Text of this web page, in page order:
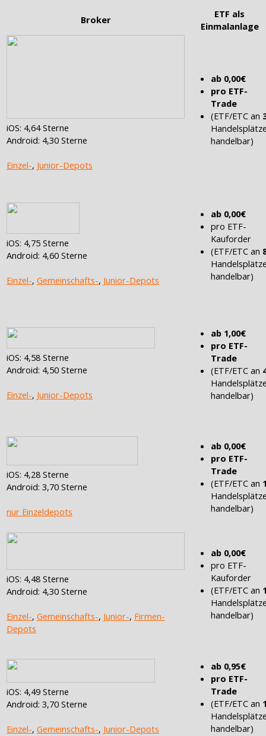
Broker
ETF als
Einmalanlage
iOS: 4,64 Sterne
Android: 4,30 Sterne
Einzel-, Junior-Depots
ab 0,00€
pro ETF-
Trade
(ETF/ETC an
handelbar)
iOS: 4,75 Sterne
Android: 4,60 Sterne
Einzel-, Gemeinschafts-, Junior-Depots
ab 0,00€
pro ETF-
Kauforder
(ETF/ETC an
handelbar)
iOS: 4,58 Sterne
Android: 4,50 Sterne
Einzel-, Junior-Depots
ab 1,00€
pro ETF-
Trade
(ETF/ETC an
handelbar)
iOS: 4,28 Sterne
Android: 3,70 Sterne
nur Einzeldepots
ab 0,00€
pro ETF-
Trade
(ETF/ETC an
handelbar)
iOS: 4,48 Sterne
Android: 4,30 Sterne
Einzel-, Gemeinschafts-, Junior-, Firmen-
Depots
ab 0,00€
pro ETF-
Kauforder
(ETF/ETC an
handelbar)
iOS: 4,49 Sterne
Android: 3,70 Sterne
Einzel-, Gemeinschafts-, Junior-Depots
ab 0,95€
pro ETF-
Trade
(ETF/ETC an
handelbar)